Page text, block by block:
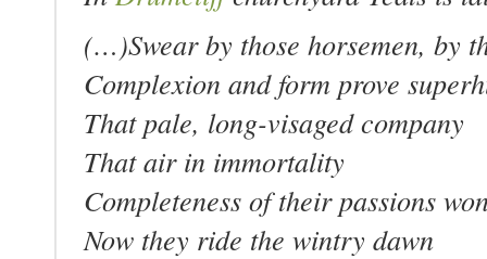
(…)Swear by those horsemen, by
Complexion and form prove
That pale, long-visaged company
That air in immortality
Completeness of their passions
Now they ride the wintry dawn